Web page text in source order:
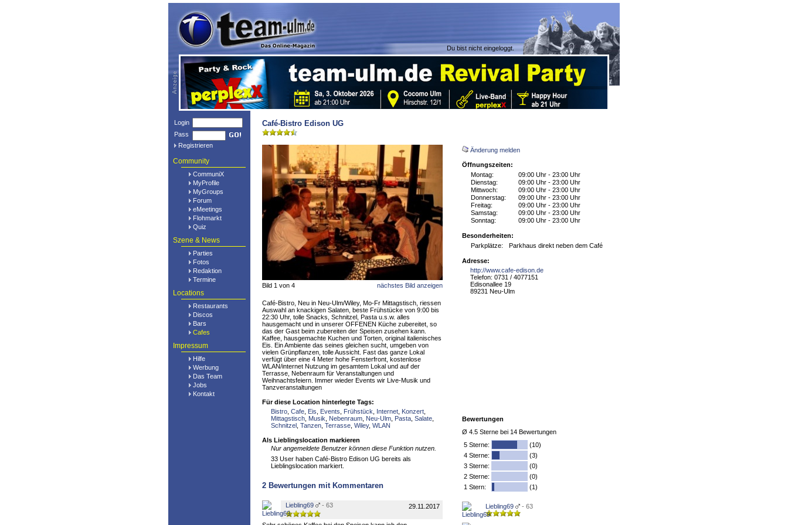
Du bist nicht eingeloggt.
Login
Pass
Registrieren
Community
CommuniX
MyProfile
MyGroups
Forum
eMeetings
Flohmarkt
Quiz
Szene & News
Parties
Fotos
Redaktion
Termine
Locations
Restaurants
Discos
Bars
Cafes
Impressum
Hilfe
Werbung
Das Team
Jobs
Kontakt
Café-Bistro Edison UG
Änderung melden
Öffnungszeiten:
Montag:
09:00 Uhr - 23:00 Uhr
Dienstag:
09:00 Uhr - 23:00 Uhr
Mittwoch:
09:00 Uhr - 23:00 Uhr
Donnerstag:
09:00 Uhr - 23:00 Uhr
Freitag:
09:00 Uhr - 23:00 Uhr
Samstag:
09:00 Uhr - 23:00 Uhr
Sonntag:
09:00 Uhr - 23:00 Uhr
Besonderheiten:
Parkplätze: Parkhaus direkt neben dem Café
Adresse:
http://www.cafe-edison.de
Telefon: 0731 / 4077151
Edisonallee 19
89231 Neu-Ulm
Bewertungen
Ø 4.5 Sterne bei 14 Bewertungen
5 Sterne:
(10)
4 Sterne:
(3)
3 Sterne:
(0)
2 Sterne:
(0)
1 Stern:
(1)
Liebling69 - 63
Bild 1 von 4 nächstes Bild anzeigen
Café-Bistro, Neu in Neu-Ulm/Wiley, Mo-Fr Mittagstisch, riessen
Auswahl an knackigen Salaten, beste Frühstücke von 9:00 bis
22:30 Uhr, tolle Snacks, Schnitzel, Pasta u.s.w. alles
hausgemacht und in unserer OFFENEN Küche zubereitet, so
das der Gast beim zubereiten der Speisen zusehen kann.
Kaffee, hausgemachte Kuchen und Torten, original italienisches
Eis. Ein Ambiente das seines gleichen sucht, umgeben von
vielen Grünpflanzen, tolle Aussicht. Fast das ganze Lokal
verfügt über eine 4 Meter hohe Fensterfront, kostenlose
WLAN/internet Nutzung im gesamtem Lokal und auf der
Terrasse, Nebenraum für Veranstaltungen und
Weihnachtsfeiern. Immer wieder Events wir Live-Musik und
Tanzveranstaltungen
Für diese Location hinterlegte Tags:
Bistro Cafe Eis Events Frühstück Internet Konzert
Mittagstisch Musik Nebenraum Neu-Ulm Pasta Salate
Schnitzel Tanzen Terrasse Wiley, WLAN
Als Lieblingslocation markieren
Nur angemeldete Benutzer können diese Funktion nutzen.
33 User haben Café-Bistro Edison UG bereits als
Lieblingslocation markiert.
2 Bewertungen mit Kommentaren
Liebling69 - 63 29.11.2017